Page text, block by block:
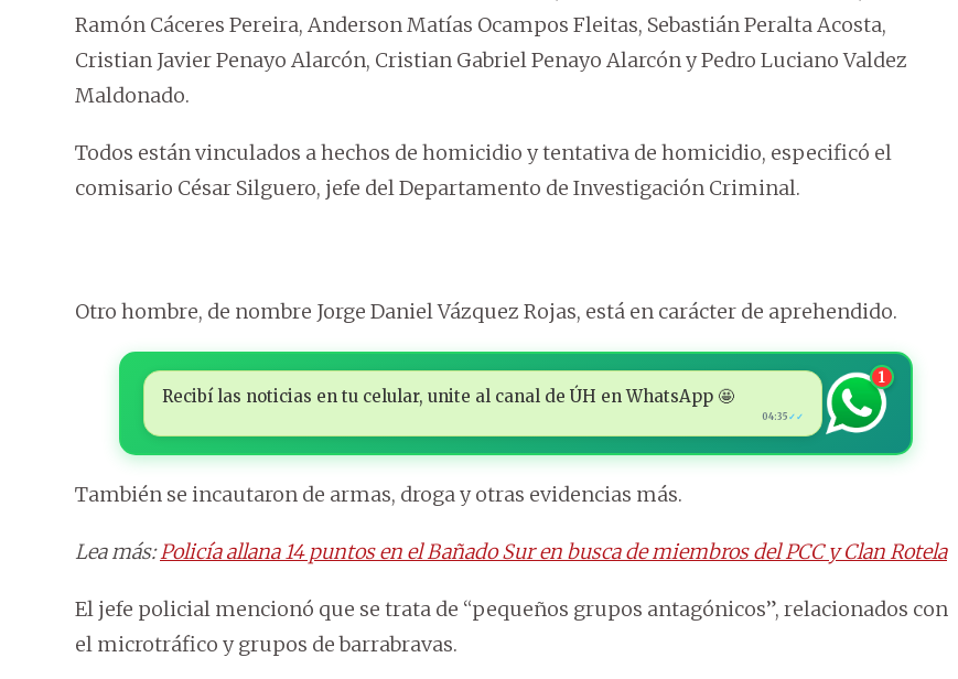
Ramón Cáceres Pereira, Anderson Matías Ocampos Fleitas, Sebastián Peralta Acosta,
Cristian Javier Penayo Alarcón, Cristian Gabriel Penayo Alarcón y Pedro Luciano Valdez
Maldonado.
Todos están vinculados a hechos de homicidio y tentativa de homicidio, especificó el
comisario César Silguero, jefe del Departamento de Investigación Criminal.
Otro hombre, de nombre Jorge Daniel Vázquez Rojas, está en carácter de aprehendido.
Recibí las noticias en tu celular, unite al canal de ÚH en WhatsApp 🤩
04:35 ✓✓
1
También se incautaron de armas, droga y otras evidencias más.
Lea más:Policía allana 14 puntos en el Bañado Sur en busca de miembros del PCC y Clan Rotela
El jefe policial mencionó que se trata de “pequeños grupos antagónicos”, relacionados con
el microtráfico y grupos de barrabravas.